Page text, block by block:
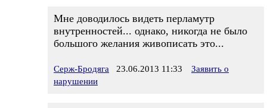
Мне доводилось видеть перламутр
внутренностей... однако, никогда не было
большого желания живописать это...
Серж-Бродяга 23.06.2013 11:33
Заявить о
нарушении